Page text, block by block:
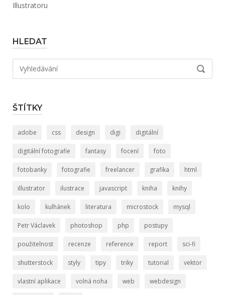
Illustratoru
HLEDAT
Hledat:
ŠTÍTKY
adobe css design digi digitální
digitální fotografie fantasy focení foto
fotobanky fotografie freelancer grafika html
illustrator ilustrace javascript kniha knihy
kolo kulhánek literatura microstock mysql
Petr Václavek photoshop php postupy
použitelnost recenze reference report sci-fi
shutterstock styly tipy triky tutorial vektor
vlastní aplikace volná noha web webdesign